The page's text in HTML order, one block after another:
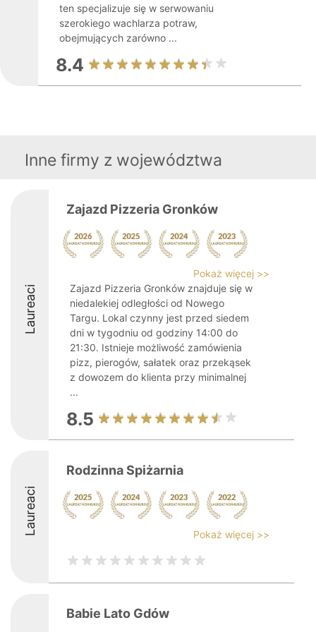
ten specjalizuje się w serwowaniu
szerokiego wachlarza potraw,
obejmujących zarówno ...
8.4
Inne firmy z województwa
Laureaci
Zajazd Pizzeria Gronków
Pokaż więcej >>
Zajazd Pizzeria Gronków znajduje się w
niedalekiej odległości od Nowego
Targu. Lokal czynny jest przed siedem
dni w tygodniu od godziny 14:00 do
21:30. Istnieje możliwość zamówienia
pizz, pierogów, sałatek oraz przekąsek
z dowozem do klienta przy minimalnej
...
8.5
Laureaci
Rodzinna Spiżarnia
Pokaż więcej >>
Babie Lato Gdów